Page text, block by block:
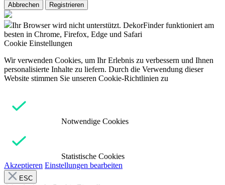
Abbrechen Registrieren
Ihr Browser wird nicht unterstützt. DekorFinder funktioniert am
besten in Chrome, Firefox, Edge und Safari
Cookie Einstellungen
Wir verwenden Cookies, um Ihr Erlebnis zu verbessern und Ihnen
personalisierte Inhalte zu liefern. Durch die Verwendung dieser
Website stimmen Sie unseren Cookie-Richtlinien zu
Notwendige Cookies
Statistische Cookies
Akzeptieren Einstellungen bearbeiten
ESC